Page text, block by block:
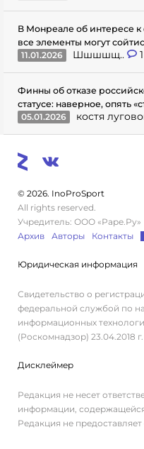
В Монреале об интересе
все элементы могут
11.01.2026
Шшшшщ.. 1
Финны об отказе
статусе: наверное, опять
05.01.2026
костя
© 2026. InoProSport
All rights reserved.
Учредитель: ООО «Раре.Ру»
Архив
Авторы Контакты
Юридическая информация
Свидетельство о
федеральной службой по
информационных
(Роскомнадзор) 23.04.2018 г.
Дисклеймер
Редакция не несет
информации,
Редакция не